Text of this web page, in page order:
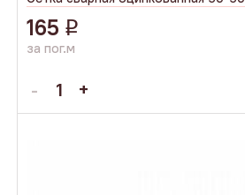
165 q
за пог.м